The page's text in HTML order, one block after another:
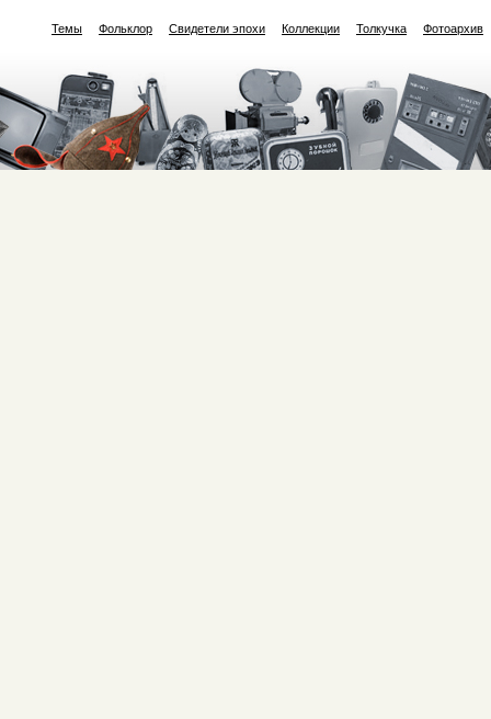
Темы Фольклор Свидетели эпохи Коллекции Толкучка Фотоархив